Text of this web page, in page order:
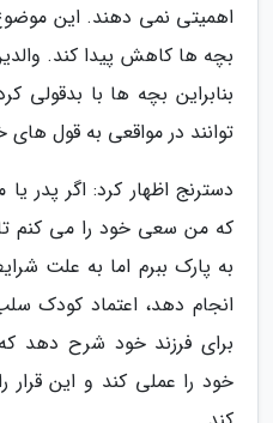
اهمیتی نمی دهند. این
بچه ها کاهش پیدا کند.
بنابراین بچه ها با بدقولی
توانند در مواقعی به قول های
دسترنج اظهار کرد: اگر پدر
که من سعی خود را می کنم تا
به پارک ببرم اما به علت
انجام دهد، اعتماد کودک
برای فرزند خود شرح دهد
خود را عملی کند و این قرار